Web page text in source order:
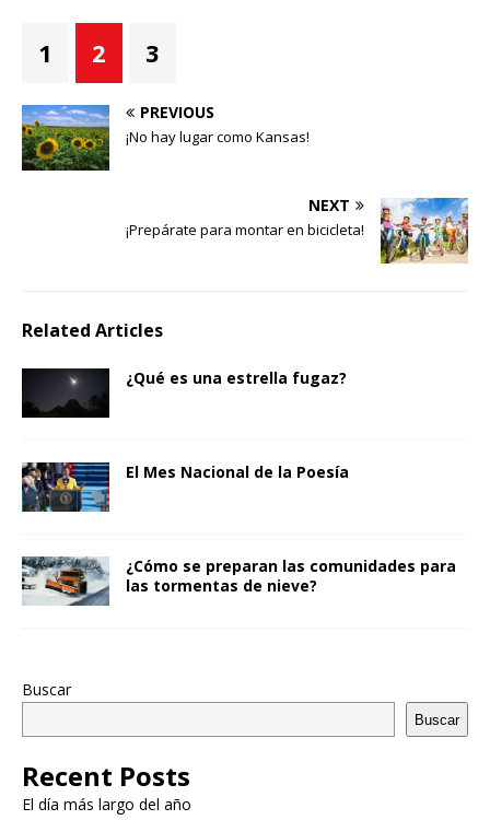
1 2 3
PREVIOUS
¡No hay lugar como Kansas!
NEXT
¡Prepárate para montar en bicicleta!
Related Articles
¿Qué es una estrella fugaz?
El Mes Nacional de la Poesía
¿Cómo se preparan las comunidades para
las tormentas de nieve?
Buscar
Buscar
Recent Posts
El día más largo del año